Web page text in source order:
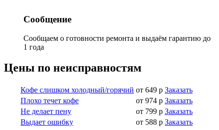
Сообщение
Сообщаем о готовности ремонта и выдаём гарантию до
1 года
Цены по неисправностям
Кофе слишком холодный/горячий от 649 р Заказать
Плохо течет кофе
от 974 р Заказать
Не делает пену
от 799 р Заказать
Выдает ошибку
от 588 р Заказать